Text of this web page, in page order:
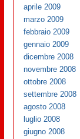
aprile 2009
marzo 2009
febbraio 2009
gennaio 2009
dicembre 2008
novembre 2008
ottobre 2008
settembre 2008
agosto 2008
luglio 2008
giugno 2008